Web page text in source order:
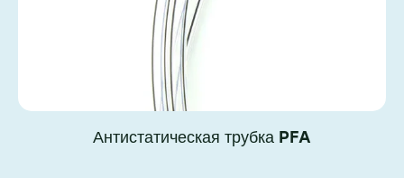
Антистатическая трубка PFA